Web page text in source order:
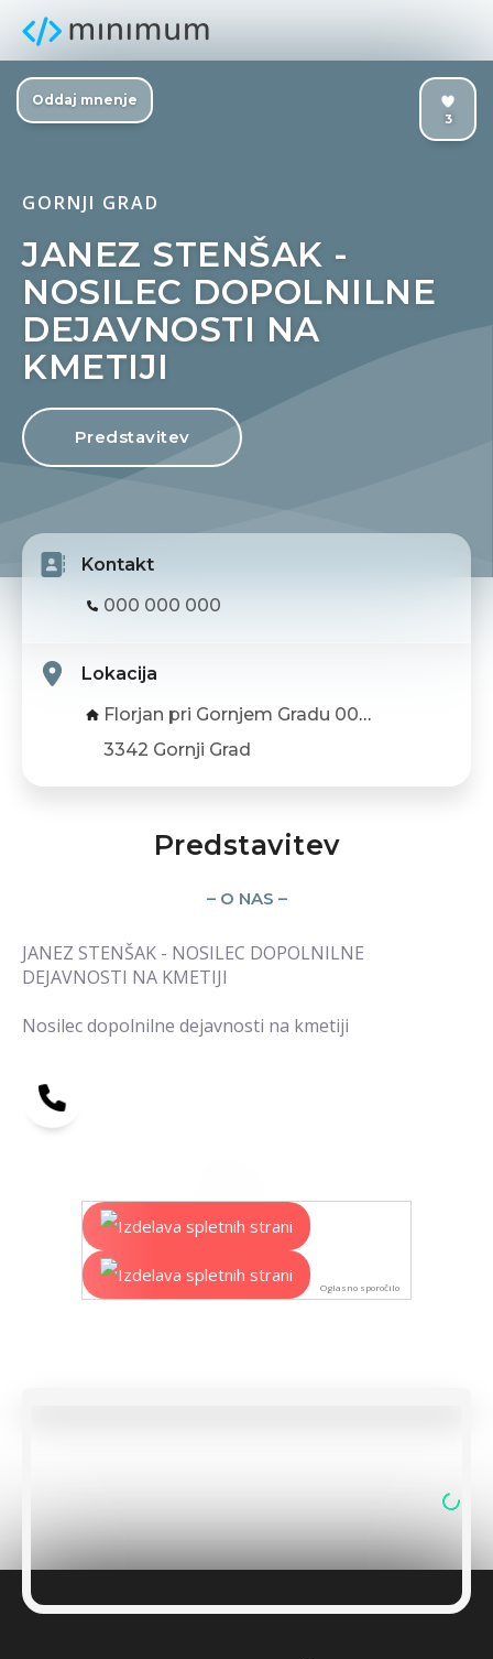
3
Oddaj mnenje
GORNJI GRAD
JANEZ STENŠAK -
NOSILEC DOPOLNILNE
DEJAVNOSTI NA
KMETIJI
Predstavitev
Kontakt
000 000 000
Lokacija
Florjan pri Gornjem Gradu 005, Florjan pri Gornjem Gradu
3342 Gornji Grad
Predstavitev
– O NAS –
JANEZ STENŠAK - NOSILEC DOPOLNILNE
DEJAVNOSTI NA KMETIJI
Nosilec dopolnilne dejavnosti na kmetiji
Oglasno sporočilo